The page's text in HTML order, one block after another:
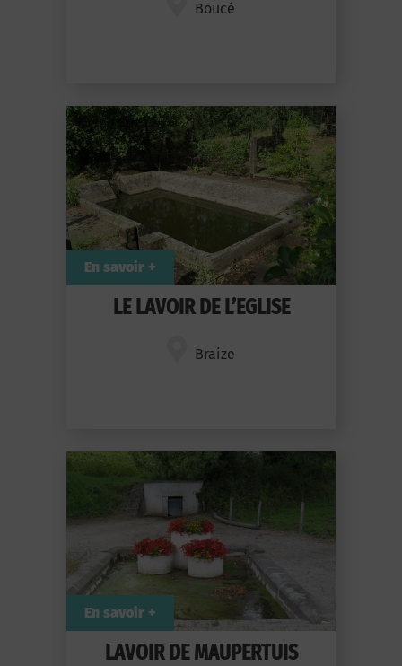
Boucé
LE LAVOIR DE L’EGLISE
Braize
En savoir +
LAVOIR DE MAUPERTUIS
En savoir +